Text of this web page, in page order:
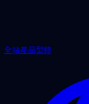
全站產品型錄